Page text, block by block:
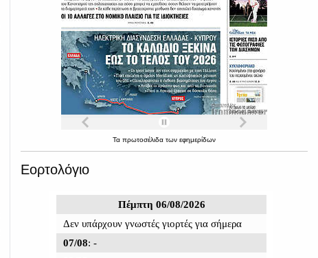
Τα πρωτοσέλιδα των εφημερίδων
Εορτολόγιο